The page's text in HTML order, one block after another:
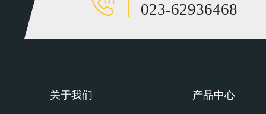
023-62936468
关于我们 产品中心